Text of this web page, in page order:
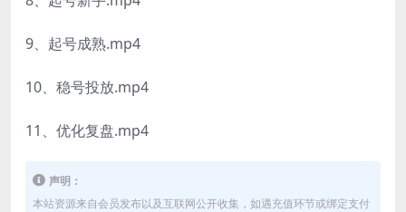
9、起号成熟.mp4
10、稳号投放.mp4
11、优化复盘.mp4
声明：
本站资源来自会员发布以及互联网公开收集，如遇充值环节或绑定支付